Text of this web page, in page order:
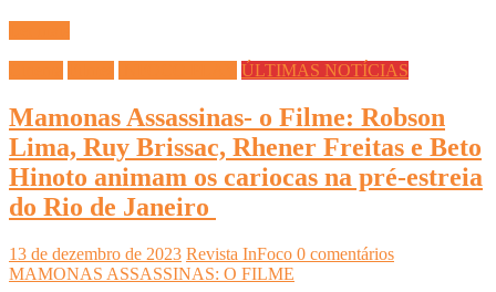
ÚLTIMAS NOTÍCIAS
Mamonas Assassinas- o Filme: Robson
Lima, Ruy Brissac, Rhener Freitas e Beto
Hinoto animam os cariocas na pré-estreia
do Rio de Janeiro
13 de dezembro de 2023 Revista InFoco 0 comentários
MAMONAS ASSASSINAS: O FILME